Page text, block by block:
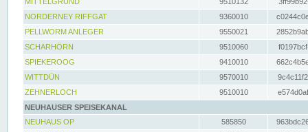
NORDERNEY RIFFGAT
9360010
PELLWORM ANLEGER
9550021
SCHARHÖRN
9510060
SPIEKEROOG
9410010
WITTDÜN
9570010
ZEHNERLOCH
9510010
NEUHAUSER SPEISEKANAL
NEUHAUS OP
585850